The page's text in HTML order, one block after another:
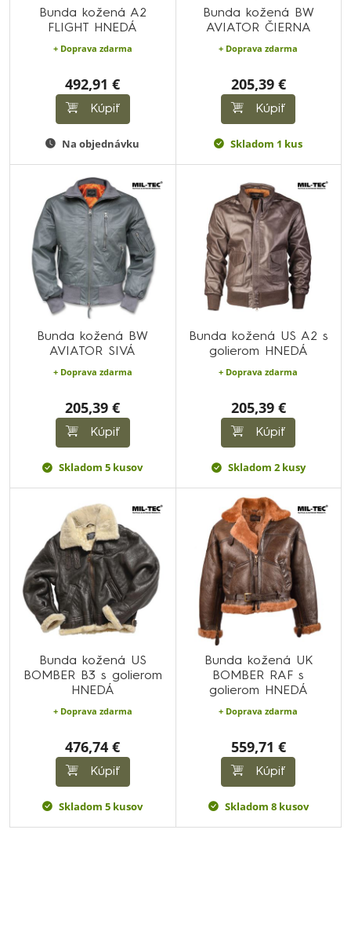
Bunda kožená A2
FLIGHT HNEDÁ
+ Doprava zdarma
492,91 €
Kúpiť
Na objednávku
Bunda kožená BW
AVIATOR ČIERNA
+ Doprava zdarma
205,39 €
Kúpiť
Skladom 1 kus
Bunda kožená BW
AVIATOR SIVÁ
+ Doprava zdarma
205,39 €
Kúpiť
Skladom 5 kusov
Bunda kožená US A2 s
golierom HNEDÁ
+ Doprava zdarma
205,39 €
Kúpiť
Skladom 2 kusy
Bunda kožená US
BOMBER B3 s golierom
HNEDÁ
+ Doprava zdarma
476,74 €
Kúpiť
Skladom 5 kusov
Bunda kožená UK
BOMBER RAF s
golierom HNEDÁ
+ Doprava zdarma
559,71 €
Kúpiť
Skladom 8 kusov